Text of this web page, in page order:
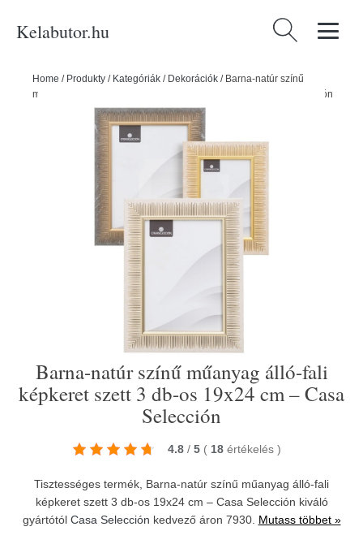
Kelabutor.hu Keresés:
Home / Produkty / Kategóriák / Dekorációk / Barna-natúr színű
műanyag álló-fali képkeret szett 3 db-os 19x24 cm – Casa Selección
Barna-natúr színű műanyag álló-fali
képkeret szett 3 db-os 19x24 cm – Casa
Selección
4.8 / 5 ( 18 értékelés )
Tisztességes termék, Barna-natúr színű műanyag álló-fali
képkeret szett 3 db-os 19x24 cm – Casa Selección kiváló
gyártótól Casa Selección kedvező áron 7930. Mutass többet »